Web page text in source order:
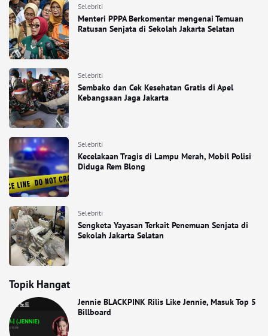
Selebriti
Menteri PPPA Berkomentar mengenai Temuan
Ratusan Senjata di Sekolah Jakarta Selatan
Selebriti
Sembako dan Cek Kesehatan Gratis di Apel
Kebangsaan Jaga Jakarta
Selebriti
Kecelakaan Tragis di Lampu Merah, Mobil Polisi
Diduga Rem Blong
Selebriti
Sengketa Yayasan Terkait Penemuan Senjata di
Sekolah Jakarta Selatan
Topik Hangat
Jennie BLACKPINK Rilis Like Jennie, Masuk Top 5
Billboard